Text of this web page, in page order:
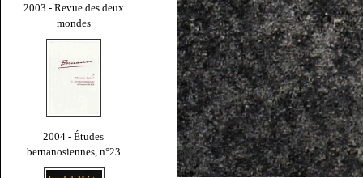
2003 - Revue des deux
mondes
2004 - Études
bernanosiennes, n°23